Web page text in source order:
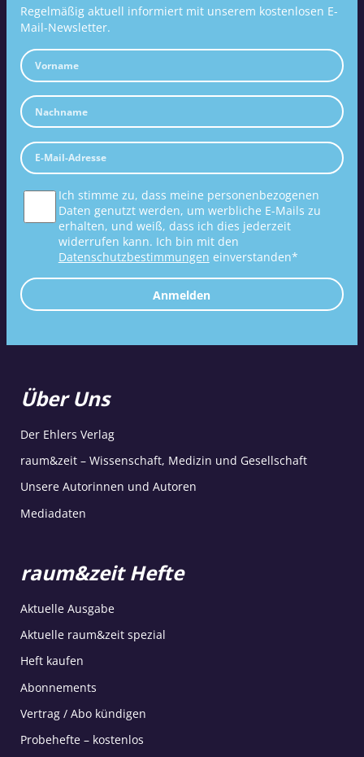
Regelmäßig aktuell informiert mit unserem kostenlosen E-
Mail-Newsletter.
Ich stimme zu, dass meine personenbezogenen
Daten genutzt werden, um werbliche E-Mails zu
erhalten, und weiß, dass ich dies jederzeit
widerrufen kann. Ich bin mit den
Datenschutzbestimmungen einverstanden*
Anmelden
Über Uns
Der Ehlers Verlag
raum&zeit – Wissenschaft, Medizin und Gesellschaft
Unsere Autorinnen und Autoren
Mediadaten
raum&zeit Hefte
Aktuelle Ausgabe
Aktuelle raum&zeit spezial
Heft kaufen
Abonnements
Vertrag / Abo kündigen
Probehefte – kostenlos